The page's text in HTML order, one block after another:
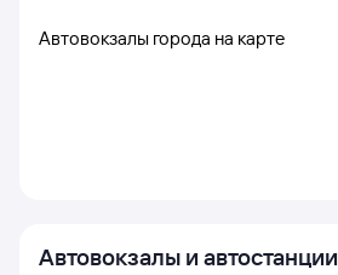
Автовокзалы города на карте
Автовокзалы и автостанции